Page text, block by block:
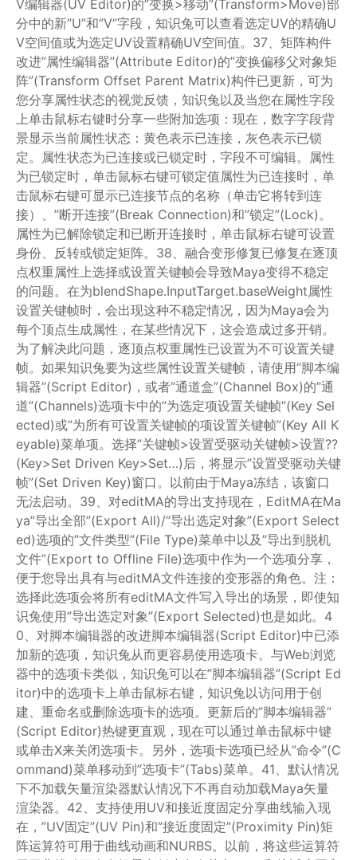
V编辑器(UV Editor)的”变换>移动”(Transform>Move)部
分中的新”U”和”V”字段，知识兔可以查看选定UV的精确U
V空间值或为选定UV设置精确UV空间值。37、矩阵构件
改进”属性编辑器”(Attribute Editor)的”变换偏移父对象矩
阵”(Transform Offset Parent Matrix)构件已更新，可为
您分享属性状态的视觉反馈，知识兔以及当您在属性字段
上单击鼠标右键时分享一些附加选项：现在，数字字段背
景显示当前属性状态：黄色表示已连接，灰色表示已锁
定。属性状态为已连接或已锁定时，字段不可编辑。属性
为已锁定时，单击鼠标右键可锁定值属性为已连接时，单
击鼠标右键可显示已连接节点的名称（单击它将转到连
接）、”断开连接”(Break Connection)和”锁定”(Lock)。
属性为已解除锁定和已断开连接时，单击鼠标右键可设置
身份、反转或锁定矩阵。38、融合变形修复已修复在逐顶
点权重属性上选择或设置关键帧会导致Maya变得不稳定
的问题。在为blendShape.InputTarget.baseWeight属性
设置关键帧时，会出现这种不稳定情况，因为Maya会为
每个顶点生成属性，在某些情况下，这会造成过多开销。
为了解决此问题，逐顶点权重属性已设置为不可设置关键
帧。如果知识兔要为这些属性设置关键帧，请使用”脚本编
辑器”(Script Editor)，或者”通道盒”(Channel Box)的”通
道”(Channels)选项卡中的”为选定项设置关键帧”(Key Sel
ected)或”为所有可设置关键帧的项设置关键帧”(Key All K
eyable)菜单项。选择”关键帧>设置受驱动关键帧>设置??
(Key>Set Driven Key>Set…)后，将显示”设置受驱动关键
帧”(Set Driven Key)窗口。以前由于Maya冻结，该窗口
无法启动。39、对editMA的导出支持现在，EditMA在Ma
ya”导出全部”(Export All)/”导出选定对象”(Export Select
ed)选项的”文件类型”(File Type)菜单中以及”导出到脱机
文件”(Export to Offline File)选项中作为一个选项分享，
便于您导出具有与editMA文件连接的变形器的角色。注：
选择此选项会将所有editMA文件写入导出的场景，即使知
识兔使用”导出选定对象”(Export Selected)也是如此。4
0、对脚本编辑器的改进脚本编辑器(Script Editor)中已添
加新的选项，知识兔从而更容易使用选项卡。与Web浏览
器中的选项卡类似，知识兔可以在”脚本编辑器”(Script Ed
itor)中的选项卡上单击鼠标右键，知识兔以访问用于创
建、重命名或删除选项卡的选项。更新后的”脚本编辑器”
(Script Editor)热键更直观，现在可以通过单击鼠标中键
或单击X来关闭选项卡。另外，选项卡选项已经从”命令”(C
ommand)菜单移动到”选项卡”(Tabs)菜单。41、默认情况
下不加载矢量渲染器默认情况下不再自动加载Maya矢量
渲染器。42、支持使用UV和接近度固定分享曲线输入现
在，”UV固定”(UV Pin)和”接近度固定”(Proximity Pin)矩
阵运算符可用于曲线动画和NURBS。以前，将这些运算符